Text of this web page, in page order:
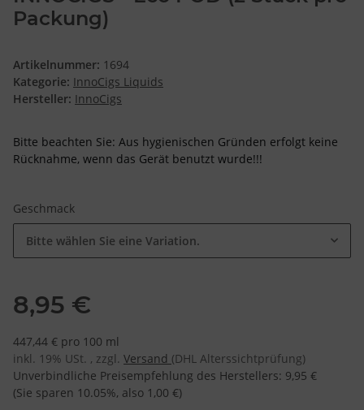
Packung)
Artikelnummer: 1694
Kategorie: InnoCigs Liquids
Hersteller: InnoCigs
Bitte beachten Sie: Aus hygienischen Gründen erfolgt keine
Rücknahme, wenn das Gerät benutzt wurde!!!
Geschmack
Bitte wählen Sie eine Variation.
8,95 €
447,44 € pro 100 ml
inkl. 19% USt. , zzgl. Versand (DHL Alterssichtprüfung)
Unverbindliche Preisempfehlung des Herstellers: 9,95 €
(Sie sparen 10.05%, also 1,00 €)